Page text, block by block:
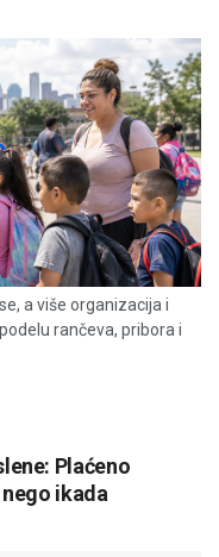
a više organizacija i
rančeva, pribora i
Plaćeno
ikada